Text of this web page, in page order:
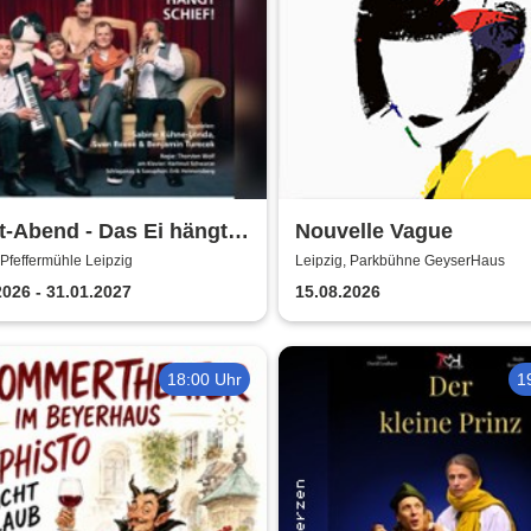
Abend - Das Ei hängt
| Kabarett Leipziger
Leipzig
- 31.01.2027
Nouvelle Vague
Leipzig, Parkbühne GeyserHaus
15.08.2026
18:00 Uhr